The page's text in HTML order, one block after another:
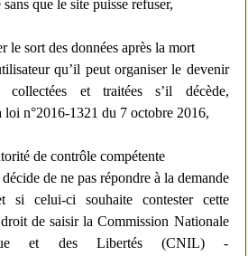
que le site puisse refuser,
le sort des données après la mort
qu’il peut organiser le devenir
collectées et traitées s’il décède,
loi n°2016-1321 du 7 octobre 2016,
de contrôle compétente
de ne pas répondre à la demande
si celui-ci souhaite contester cette
de saisir la Commission Nationale
et des Libertés (CNIL) -